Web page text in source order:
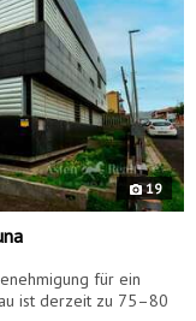
19
für ein
ist derzeit zu 75–80